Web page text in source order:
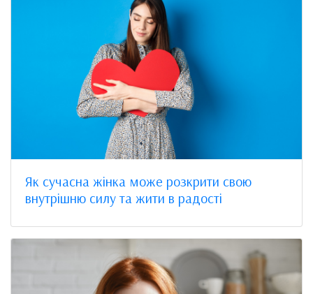
Як сучасна жінка може розкрити свою
внутрішню силу та жити в радості